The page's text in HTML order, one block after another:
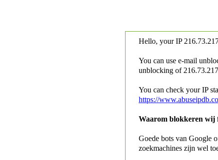
Hello, your IP
You can use e-mail
unblocking of
You can check your IP
https://
Waarom blokkeren wij
Goede bots van Google
zoekmachines zijn wel